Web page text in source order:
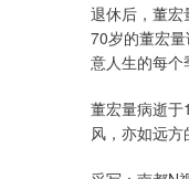
退休后，董
70岁的董宏
意人生的每个
董宏量病逝
风，亦如远